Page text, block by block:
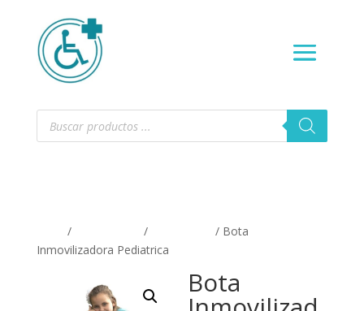
Búsqueda
productos
/ /
/ Bota
Inmovilizadora Pediatrica
Bota